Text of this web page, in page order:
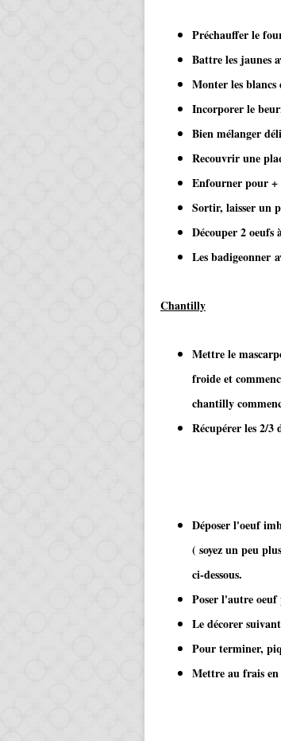
Préchauffer le
Battre les jaunes
Monter les
Incorporer le
Bien mélanger
Recouvrir une
Enfourner pour +
Sortir, laisser un
Découper 2
Les badigeonner
Chantilly
Mettre le
froide et
chantilly
Récupérer les 2/
Déposer l'oeuf
( soyez un peu
ci-dessous.
Poser l'autre oeuf
Le décorer
Pour terminer,
Mettre au frais